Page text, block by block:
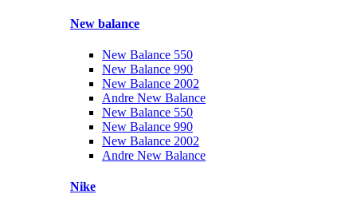
New balance
New Balance 550
New Balance 990
New Balance 2002
Andre New Balance
New Balance 550
New Balance 990
New Balance 2002
Andre New Balance
Nike